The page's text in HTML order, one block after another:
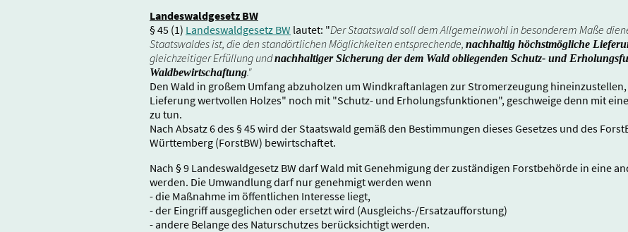
Landeswaldgesetz BW
§ 45 (1) Landeswaldgesetz BW lautet: "Der Staatswald soll dem Allgemeinwohl in besonderem Maße
Staatswaldes ist, die den standörtlichen Möglichkeiten entsprechende, nachhaltig höchstmögliche
gleichzeitiger Erfüllung undnachhaltiger Sicherung der dem Wald obliegenden Schutz- und
Waldbewirtschaftung."
Den Wald in großem Umfang abzuholzen um Windkraftanlagen zur Stromerzeugung
Lieferung wertvollen Holzes" noch mit "Schutz- und Erholungsfunktionen", geschweige denn mit
zu tun.
Nach Absatz 6 des § 45 wird der Staatswald gemäß den Bestimmungen dieses Gesetzes und des
Württemberg (ForstBW) bewirtschaftet.
Nach § 9 Landeswaldgesetz BW darf Wald mit Genehmigung der zuständigen Forstbehörde in eine
werden. Die Umwandlung darf nur genehmigt werden wenn
- die Maßnahme im öffentlichen Interesse liegt,
- der Eingriff ausgeglichen oder ersetzt wird (Ausgleichs-/Ersatzaufforstung)
- andere Belange des Naturschutzes berücksichtigt werden.